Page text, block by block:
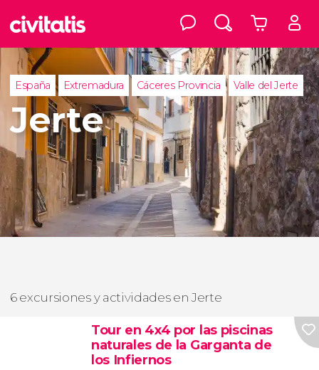
España Extremadura Cáceres Provincia Valle del Jerte
Jerte
6 excursiones y actividades en Jerte
Tour en 4x4 por las piscinas
naturales de la Garganta de
los Infiernos